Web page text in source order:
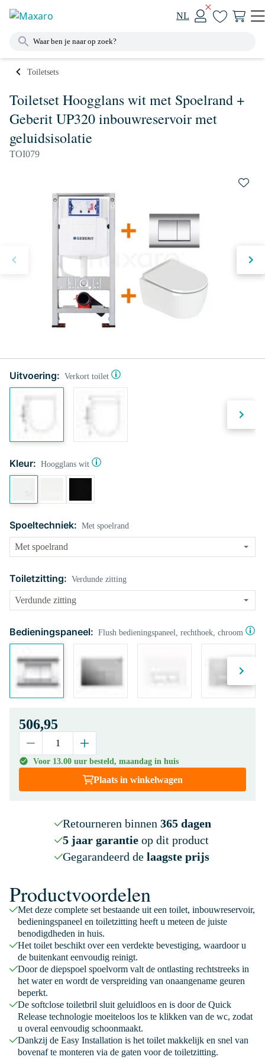
NL
Toiletsets
Toiletset Hoogglans wit met Spoelrand +
Geberit UP320 inbouwreservoir met
geluidsisolatie
TOI079
Uitvoering: Verkort toilet
Kleur: Hoogglans wit
Spoeltechniek: Met spoelrand
Toiletzitting: Verdunde zitting
Bedieningspaneel: Flush bedieningspaneel, rechthoek, chroom
506,95
Voor 13.00 uur besteld, maandag in huis
Plaats in winkelwagen
Retourneren binnen 365 dagen
5 jaar garantieop dit product
Gegarandeerd de laagste prijs
Productvoordelen
Met deze complete set bestaande uit een toilet, inbouwreservoir,
bedieningspaneel en toiletzitting heeft u meteen de juiste
benodigdheden in huis.
Het toilet beschikt over een verdekte bevestiging, waardoor u
de buitenkant eenvoudig reinigt.
Door de diepspoel spoelvorm valt de ontlasting rechtstreeks in
het water en wordt de verspreiding van onaangename geuren
beperkt.
De softclose toiletbril sluit geluidloos en is door de Quick
Release technologie moeiteloos los te klikken van de wc, zodat
u overal eenvoudig schoonmaakt.
Dankzij de Easy Installation is het toilet makkelijk en snel van
bovenaf te monteren via de gaten voor de toiletzitting.